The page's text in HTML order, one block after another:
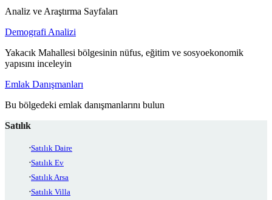
Analiz ve Araştırma Sayfaları
Demografi Analizi
Yakacık Mahallesi bölgesinin nüfus, eğitim ve sosyoekonomik
yapısını inceleyin
Emlak Danışmanları
Bu bölgedeki emlak danışmanlarını bulun
Satılık
Satılık Daire
Satılık Ev
Satılık Arsa
Satılık Villa